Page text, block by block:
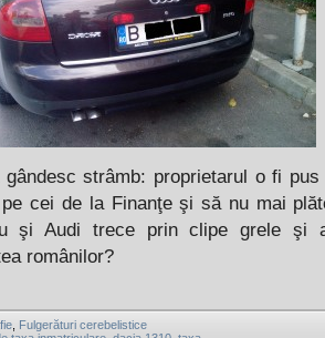
strâmb: proprietarul o fi
cei de la Finanţe şi să nu mai
şi Audi trece prin clipe grele şi
românilor?
Fulgerături cerebelistice